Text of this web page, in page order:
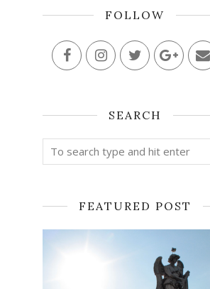
FOLLOW
SEARCH
FEATURED POST